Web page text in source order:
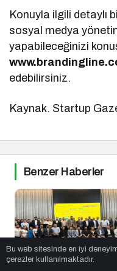
Konuyla ilgili detaylı
sosyal medya
yapabileceğinizi
edebilirsiniz.
Kaynak. Startup
Benzer Haberler
Bu web sitesinde en iyi
çerezler kullanılmaktadır.